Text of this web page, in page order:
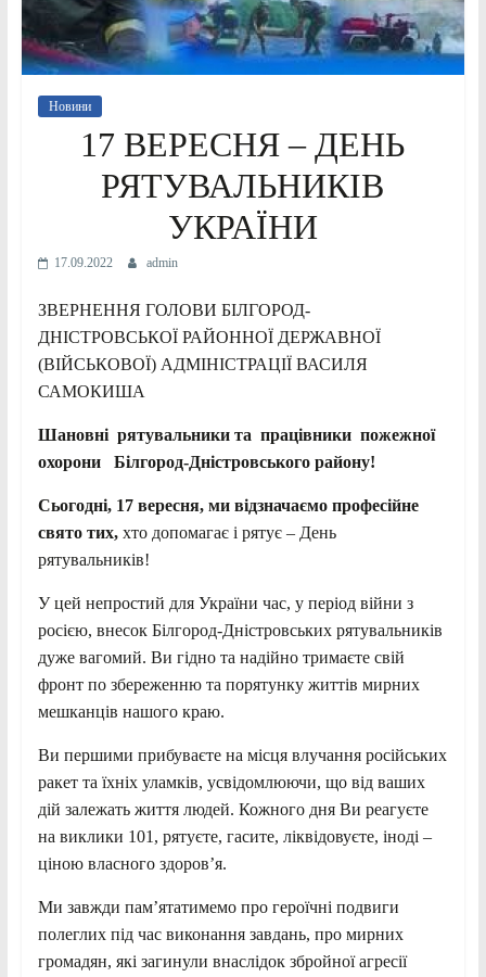
Новини
17 ВЕРЕСНЯ – ДЕНЬ
РЯТУВАЛЬНИКІВ
УКРАЇНИ
17.09.2022 admin
ЗВЕРНЕННЯ ГОЛОВИ БІЛГОРОД-
ДНІСТРОВСЬКОЇ РАЙОННОЇ ДЕРЖАВНОЇ
(ВІЙСЬКОВОЇ) АДМІНІСТРАЦІЇ ВАСИЛЯ
САМОКИША
Шановні рятувальники та працівники пожежної
охорони
Білгород-Дністровськогорайону!
Сьогодні, 17 вересня, ми відзначаємо професійне
свято тих, хто допомагає і рятує – День
рятувальників!
У цей непростий для України час, у період війни з
росією, внесок Білгород-Дністровських рятувальників
дуже вагомий. Ви гідно та надійно тримаєте свій
фронт по збереженню та порятунку життів мирних
мешканців нашого краю.
Ви першими прибуваєте на місця влучання російських
ракет та їхніх уламків, усвідомлюючи, що від ваших
дій залежать життя людей. Кожного дня Ви реагуєте
на виклики 101, рятуєте, гасите, ліквідовуєте, іноді –
ціною власного здоров’я.
Ми завжди пам’ятатимемо про героїчні подвиги
полеглих під час виконання завдань, про мирних
громадян, які загинули внаслідок збройної агресії